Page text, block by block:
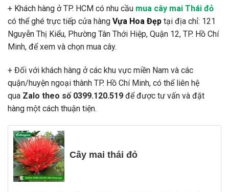
+ Khách hàng ở TP. HCM có nhu cầu mua cây mai Thái đỏ
có thể ghé trực tiếp cửa hàng Vựa Hoa Đẹp tại địa chỉ: 121
Nguyễn Thị Kiểu, Phường Tân Thới Hiệp, Quận 12, TP. Hồ Chí
Minh, để xem và chọn mua cây.
+ Đối với khách hàng ở các khu vực miền Nam và các
quận/huyện ngoại thành TP. Hồ Chí Minh, có thể liên hệ
qua Zalo theo số 0399.120.519 để được tư vấn và đặt
hàng một cách thuận tiện.
Cây mai thái đỏ